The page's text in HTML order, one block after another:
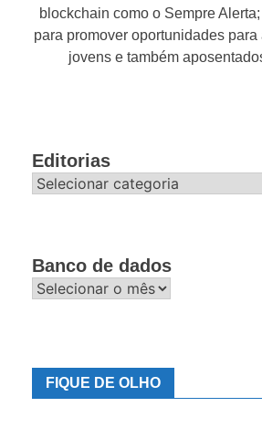
blockchain como o Sempre
para promover oportunidades para
jovens e também
Editorias
Editorias
Banco de dados
Banco
FIQUE DE OLHO